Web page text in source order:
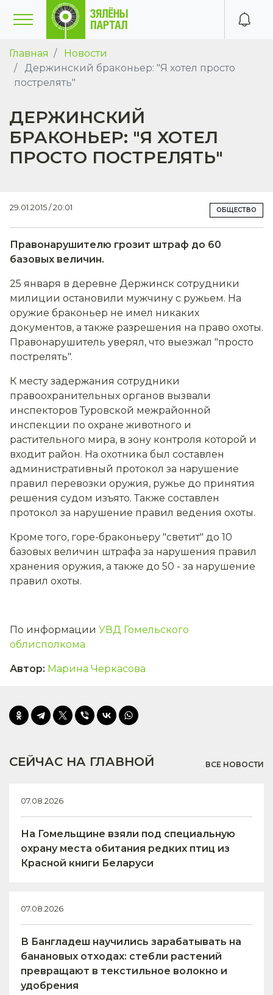
Главная
Новости
Держинский браконьер: "Я хотел просто
пострелять"
ДЕРЖИНСКИЙ
БРАКОНЬЕР: "Я ХОТЕЛ
ПРОСТО ПОСТРЕЛЯТЬ"
29.01.2015 / 20:01 ОБЩЕСТВО
Правонарушителю грозит штраф до 60
базовых величин.
25 января в деревне Держинск сотрудники
милиции остановили мужчину с ружьем. На
оружие браконьер не имел никаких
документов, а также разрешения на право охоты.
Правонарушитель уверял, что выезжал "просто
пострелять".
К месту задержания сотрудники
правоохранительных органов вызвали
инспекторов Туровской межрайонной
инспекции по охране животного и
растительного мира, в зону контроля которой и
входит район. На охотника был составлен
административный протокол за нарушение
правил перевозки оружия, ружье до принятия
решения судом изъято. Также составлен
протокол за нарушение правил ведения охоты.
Кроме того, горе-браконьеру "светит" до 10
базовых величин штрафа за нарушения правил
хранения оружия, а также до 50 - за нарушение
правил охоты.
По информации УВД Гомельского
облисполкома
Автор: Марина Черкасова
СЕЙЧАС НА ГЛАВНОЙ ВСЕ НОВОСТИ
07.08.2026
На Гомельщине взяли под специальную
охрану места обитания редких птиц из
Красной книги Беларуси
07.08.2026
В Бангладеш научились зарабатывать на
банановых отходах: стебли растений
превращают в текстильное волокно и
удобрения